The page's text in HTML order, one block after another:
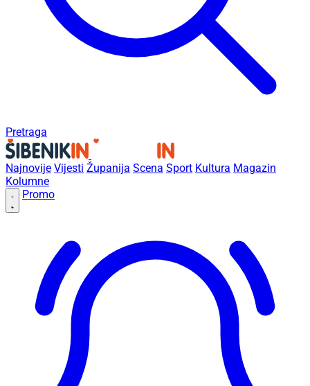
Pretraga
Najnovije Vijesti Županija Scena Sport Kultura Magazin
Kolumne
Promo